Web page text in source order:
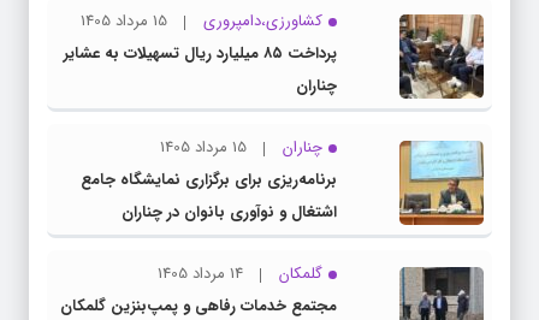
کشاورزی،دامپروری
15 مرداد 1405
پرداخت ۸۵ میلیارد ریال تسهیلات به عشایر
چناران
چناران
15 مرداد 1405
برنامه‌ریزی برای برگزاری نمایشگاه جامع
اشتغال و نوآوری بانوان در چناران
گلمکان
14 مرداد 1405
مجتمع خدمات رفاهی و پمپ‌بنزین گلمکان